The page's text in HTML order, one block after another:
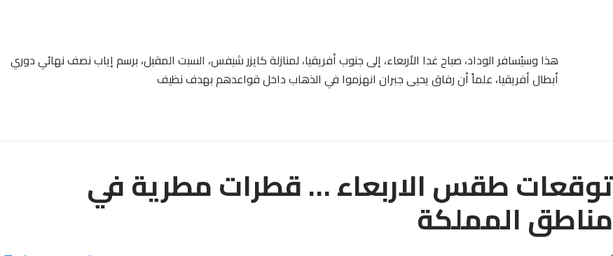
هذا وسيُسافر الوداد، صباح غدا الأربعاء، إلى جنوب أفريقيا، لمنازلة كايزر شيفس، السبت المقبل، برسم إياب نصف نهائي دوري
أبطال أفريقيا، علماً أن رفاق يحيى جبران انهزموا في الذهاب داخل قواعدهم بهدف نظيف
توقعات طقس الاربعاء … قطرات مطرية في
مناطق المملكة